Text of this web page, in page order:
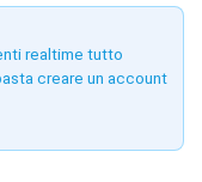
realtime tutto
creare un account